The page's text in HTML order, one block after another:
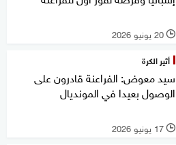
l 20 يونيو 2026
أثير الكرة
سيد معوض: الفراعنة قادرون على
الوصول بعيدا في المونديال
l 17 يونيو 2026